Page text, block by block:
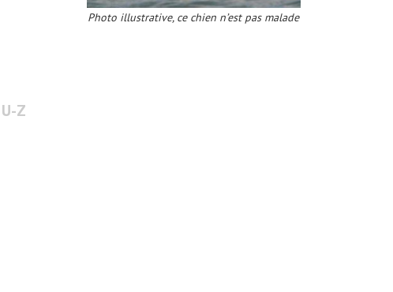
Photo illustrative, ce chien n’est pas malade
U-Z